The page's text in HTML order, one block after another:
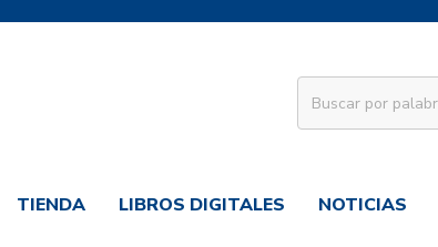
TIENDA LIBROS DIGITALES NOTICIAS